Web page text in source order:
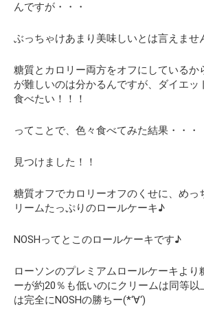
んですが・・・
ぶっちゃけあまり美味しいとは言えませ
糖質とカロリー両方をオフにしているか
が難しいのは分かるんですが、
ダイエッ
食べたい！！！
ってことで、色々食べてみた結果・・・
見つけました！！
糖質オフでカロリーオフのくせに、めっ
リームたっぷりのロールケーキ♪
NOSHってとこのロールケーキです♪
ローソンのプレミアムロールケーキより
ーが約20％も低いのにクリームは同等
は完全にNOSHの勝ちー(*‘∀‘)